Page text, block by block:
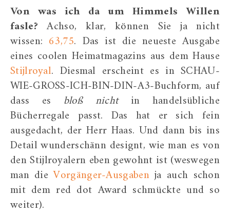
Von was ich da um Himmels Willen
fasle? Achso, klar, können Sie ja nicht
wissen: 63,75. Das ist die neueste Ausgabe
eines coolen Heimatmagazins aus dem Hause
Stijlroyal. Diesmal erscheint es in SCHAU-
WIE-GROSS-ICH-BIN-DIN-A3-Buchform, auf
dass es bloß nicht in handelsübliche
Bücherregale passt. Das hat er sich fein
ausgedacht, der Herr Haas. Und dann bis ins
Detail wunderschänn designt, wie man es von
den Stijlroyalern eben gewohnt ist (weswegen
man dieVorgänger-Ausgabenja auch schon
mit dem red dot Award schmückte und so
weiter).